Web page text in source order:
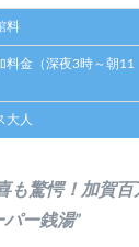
料
料金（深夜3時～朝11
大人
も驚愕！加賀百
ー銭湯”